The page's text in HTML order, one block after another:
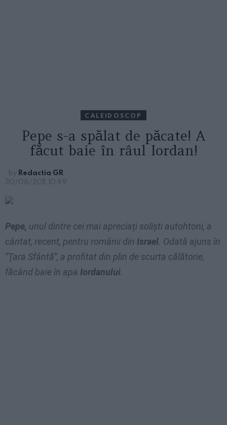
CALEIDOSCOP
Pepe s-a spălat de păcate! A
făcut baie în râul Iordan!
by Redactia GR
30/06/2011, 10:49
Pepe, unul dintre cei mai apreciaţi solişti autohtoni, a
cântat, recent, pentru românii din Israel. Odată ajuns în
“Ţara Sfântă”, a profitat din plin de scurta călătorie,
făcând baie în apa Iordanului.